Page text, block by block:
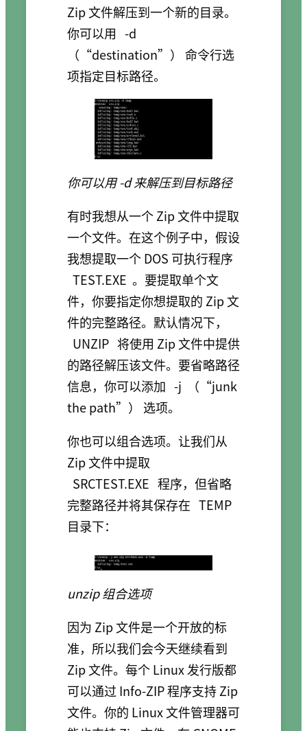
Zip 文件解压到一个新的目录。
你可以用 -d
（“destination”） 命令行选
项指定目标路径。
你可以用 -d 来解压到目标路径
有时我想从一个 Zip 文件中提取
一个文件。在这个例子中，假设
我想提取一个 DOS 可执行程序
TEST.EXE 。要提取单个文
件，你要指定你想提取的 Zip 文
件的完整路径。默认情况下，
UNZIP 将使用 Zip 文件中提供
的路径解压该文件。要省略路径
信息，你可以添加 -j
（“junk
the path”） 选项。
你也可以组合选项。让我们从
Zip 文件中提取
SRCTEST.EXE 程序，但省略
完整路径并将其保存在 TEMP
目录下：
unzip 组合选项
因为 Zip 文件是一个开放的标
准，所以我们会今天继续看到
Zip 文件。每个 Linux 发行版都
可以通过 Info-ZIP 程序支持 Zip
文件。你的 Linux 文件管理器可